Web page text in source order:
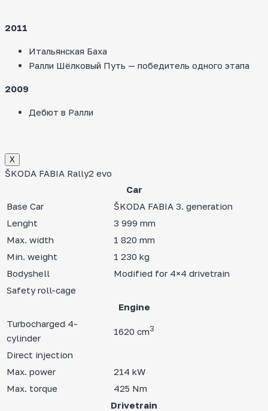
2011
Итальянская Баха
Ралли Шёлковый Путь — победитель одного этапа
2009
Дебют в Ралли
Х
ŠKODA FABIA Rally2 evo
Car
Base Car
ŠKODA FABIA 3. generation
Lenght
3 999 mm
Max. width
1 820 mm
Min. weight
1 230 kg
Bodyshell
Modified for 4×4 drivetrain
Safety roll-cage
Engine
Turbocharged 4-
cylinder
1620 cm3
Direct injection
Max. power
214 kW
Max. torque
425 Nm
Drivetrain